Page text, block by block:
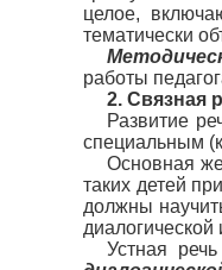
целое,
тематически
работы
2. Связная
Развитие
специальным
Основная
таких детей
должны
Устная